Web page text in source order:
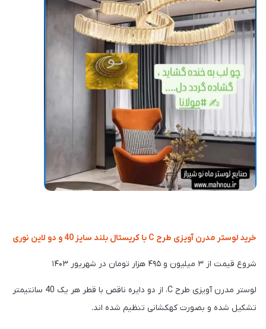
خرید لوستر مدرن آویزی طرح C با کریستال بلند سایز 40 و دو لاین نوری
شروع قیمت از ۳ میلیون و ۴۹۵ هزار تومان در شهریور ۱۴۰۳
لوستر مدرن آویزی طرح C، از دو دایره ناقص با قطر هر یک 40 سانتیمتر
تشکیل شده و بصورت کهکشانی تنظیم شده اند.